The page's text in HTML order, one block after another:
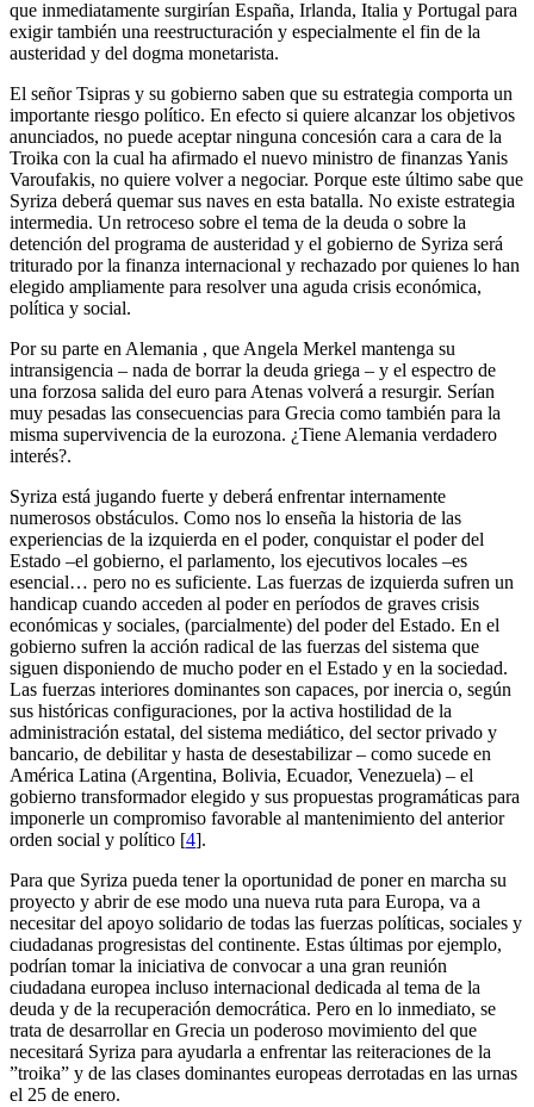
que inmediatamente surgirían España, Irlanda, Italia y Portugal para
exigir también una reestructuración y especialmente el fin de la
austeridad y del dogma monetarista.
El señor Tsipras y su gobierno saben que su estrategia comporta un
importante riesgo político. En efecto si quiere alcanzar los objetivos
anunciados, no puede aceptar ninguna concesión cara a cara de la
Troika con la cual ha afirmado el nuevo ministro de finanzas Yanis
Varoufakis, no quiere volver a negociar. Porque este último sabe que
Syriza deberá quemar sus naves en esta batalla. No existe estrategia
intermedia. Un retroceso sobre el tema de la deuda o sobre la
detención del programa de austeridad y el gobierno de Syriza será
triturado por la finanza internacional y rechazado por quienes lo han
elegido ampliamente para resolver una aguda crisis económica,
política y social.
Por su parte en Alemania , que Angela Merkel mantenga su
intransigencia – nada de borrar la deuda griega – y el espectro de
una forzosa salida del euro para Atenas volverá a resurgir. Serían
muy pesadas las consecuencias para Grecia como también para la
misma supervivencia de la eurozona. ¿Tiene Alemania verdadero
interés?.
Syriza está jugando fuerte y deberá enfrentar internamente
numerosos obstáculos. Como nos lo enseña la historia de las
experiencias de la izquierda en el poder, conquistar el poder del
Estado –el gobierno, el parlamento, los ejecutivos locales –es
esencial… pero no es suficiente. Las fuerzas de izquierda sufren un
handicap cuando acceden al poder en períodos de graves crisis
económicas y sociales, (parcialmente) del poder del Estado. En el
gobierno sufren la acción radical de las fuerzas del sistema que
siguen disponiendo de mucho poder en el Estado y en la sociedad.
Las fuerzas interiores dominantes son capaces, por inercia o, según
sus históricas configuraciones, por la activa hostilidad de la
administración estatal, del sistema mediático, del sector privado y
bancario, de debilitar y hasta de desestabilizar – como sucede en
América Latina (Argentina, Bolivia, Ecuador, Venezuela) – el
gobierno transformador elegido y sus propuestas programáticas para
imponerle un compromiso favorable al mantenimiento del anterior
orden social y político [4].
Para que Syriza pueda tener la oportunidad de poner en marcha su
proyecto y abrir de ese modo una nueva ruta para Europa, va a
necesitar del apoyo solidario de todas las fuerzas políticas, sociales y
ciudadanas progresistas del continente. Estas últimas por ejemplo,
podrían tomar la iniciativa de convocar a una gran reunión
ciudadana europea incluso internacional dedicada al tema de la
deuda y de la recuperación democrática. Pero en lo inmediato, se
trata de desarrollar en Grecia un poderoso movimiento del que
necesitará Syriza para ayudarla a enfrentar las reiteraciones de la
”troika” y de las clases dominantes europeas derrotadas en las urnas
el 25 de enero.